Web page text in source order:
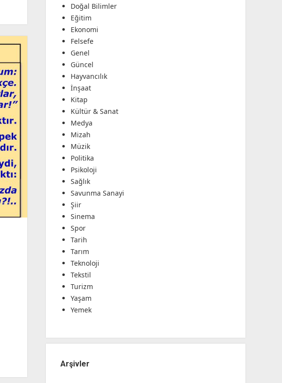
Doğal Bilimler
Eğitim
Ekonomi
Felsefe
Genel
Güncel
Hayvancılık
İnşaat
Kitap
Kültür & Sanat
Medya
Mizah
Müzik
Politika
Psikoloji
Sağlık
Savunma Sanayi
Şiir
Sinema
Spor
Tarih
Tarım
Teknoloji
Tekstil
Turizm
Yaşam
Yemek
Arşivler